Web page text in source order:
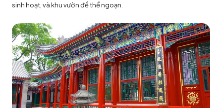
sinh hoạt, và khu vườn để thể ngoạn.